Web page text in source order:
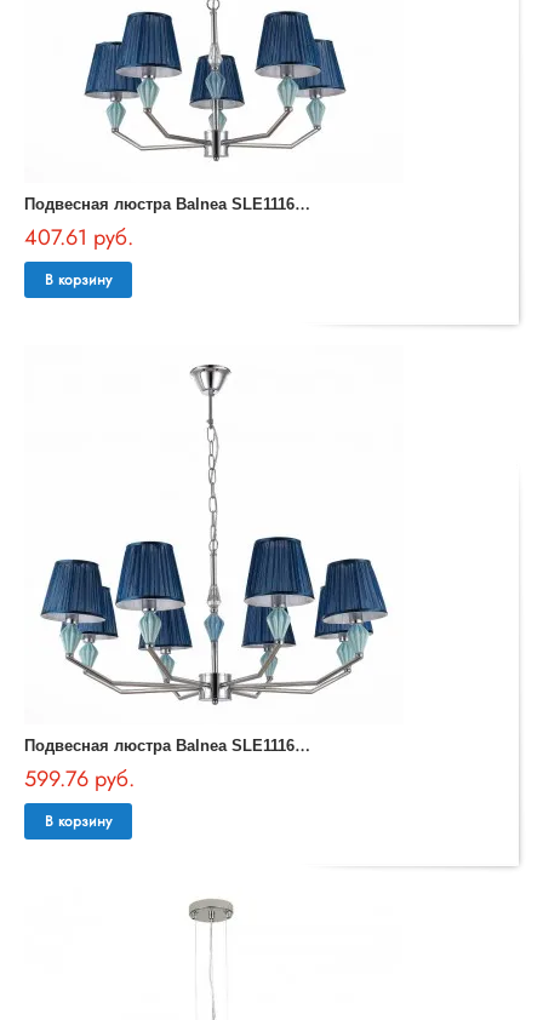
П
одвесная люстра Balnea SLE1116-103-05
407.61 руб.
В корзину
П
одвесная люстра Balnea SLE1116-103-08
599.76 руб.
В корзину